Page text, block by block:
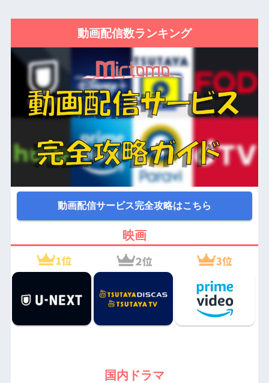
動画配信数ランキング
動画配信サービス完全攻略はこちら
映画
国内ドラマ